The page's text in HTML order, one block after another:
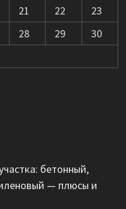
21 22
23
28 29
30
бетонный,
— плюсы и